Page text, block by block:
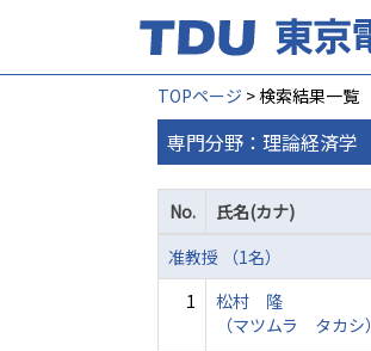
TOPページ > 検索結果一覧
専門分野：理論経済学
No. 氏名(カナ)
准教授 （1名）
1
松村 隆
（マツムラ タカシ）